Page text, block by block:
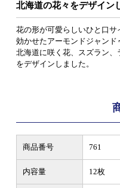
北海道の花々をデザイン
花の形が可愛らしいひと口サ
効かせたアーモンドジャンド
北海道に咲く花、スズラン
をデザインしました。
商品番号 761
内容量 12枚